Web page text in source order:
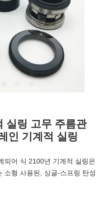
실링 고무 주름관
인 기계적 실링
되어 식 2100년 기계적 실링은
소형 사용된, 싱글-스프링 탄성